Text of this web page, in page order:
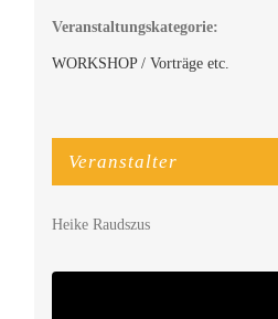
Veranstaltungskategorie:
WORKSHOP / Vorträge etc.
Veranstalter
Heike Raudszus